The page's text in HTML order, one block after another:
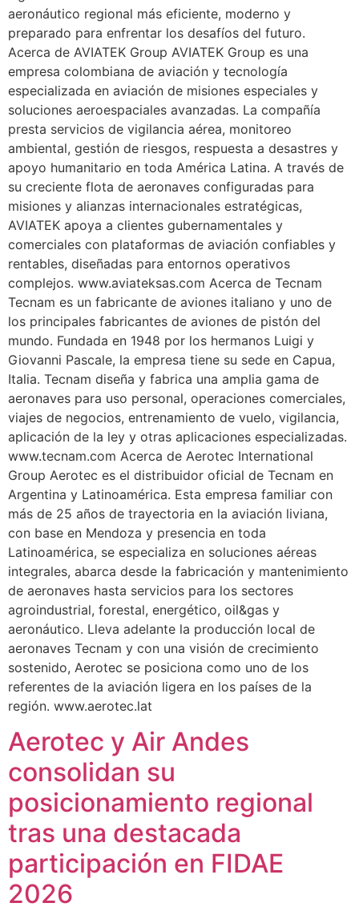
aeronáutico regional más eficiente, moderno y
preparado para enfrentar los desafíos del futuro.
Acerca de AVIATEK Group AVIATEK Group es una
empresa colombiana de aviación y tecnología
especializada en aviación de misiones especiales y
soluciones aeroespaciales avanzadas. La compañía
presta servicios de vigilancia aérea, monitoreo
ambiental, gestión de riesgos, respuesta a desastres y
apoyo humanitario en toda América Latina. A través de
su creciente flota de aeronaves configuradas para
misiones y alianzas internacionales estratégicas,
AVIATEK apoya a clientes gubernamentales y
comerciales con plataformas de aviación confiables y
rentables, diseñadas para entornos operativos
complejos. www.aviateksas.com Acerca de Tecnam
Tecnam es un fabricante de aviones italiano y uno de
los principales fabricantes de aviones de pistón del
mundo. Fundada en 1948 por los hermanos Luigi y
Giovanni Pascale, la empresa tiene su sede en Capua,
Italia. Tecnam diseña y fabrica una amplia gama de
aeronaves para uso personal, operaciones comerciales,
viajes de negocios, entrenamiento de vuelo, vigilancia,
aplicación de la ley y otras aplicaciones especializadas.
www.tecnam.com Acerca de Aerotec International
Group Aerotec es el distribuidor oficial de Tecnam en
Argentina y Latinoamérica. Esta empresa familiar con
más de 25 años de trayectoria en la aviación liviana,
con base en Mendoza y presencia en toda
Latinoamérica, se especializa en soluciones aéreas
integrales, abarca desde la fabricación y mantenimiento
de aeronaves hasta servicios para los sectores
agroindustrial, forestal, energético, oil&gas y
aeronáutico. Lleva adelante la producción local de
aeronaves Tecnam y con una visión de crecimiento
sostenido, Aerotec se posiciona como uno de los
referentes de la aviación ligera en los países de la
región. www.aerotec.lat
Aerotec y Air Andes
consolidan su
posicionamiento regional
tras una destacada
participación en FIDAE
2026